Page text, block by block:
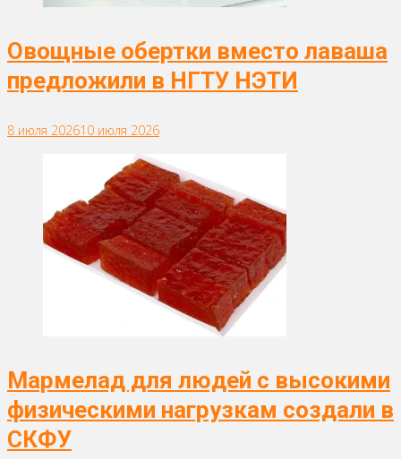
Овощные обертки вместо лаваша
предложили в НГТУ НЭТИ
8 июля 202610 июля 2026
Мармелад для людей с высокими
физическими нагрузкам создали в
СКФУ